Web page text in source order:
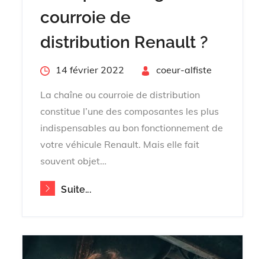
courroie de
distribution Renault ?
Posted14 février 2022 coeur-alfiste
La chaîne ou courroie de distribution
constitue l’une des composantes les plus
indispensables au bon fonctionnement de
votre véhicule Renault. Mais elle fait
souvent objet…
Suite...